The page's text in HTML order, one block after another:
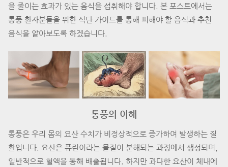
을 줄이는 효과가 있는 음식을 섭취해야 합니다. 본 포스트에서는
통풍 환자분들을 위한 식단 가이드를 통해 피해야 할 음식과 추천
음식을 알아보도록 하겠습니다.
통풍의 이해
통풍은 우리 몸의 요산 수치가 비정상적으로 증가하여 발생하는 질
환입니다. 요산은 퓨린이라는 물질이 분해되는 과정에서 생성되며,
일반적으로 혈액을 통해 배출됩니다. 하지만 과다한 요산이 체내에